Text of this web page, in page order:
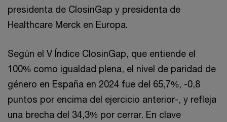
presidenta de ClosinGap y presidenta de
Healthcare Merck en Europa.
Según el V Índice ClosinGap, que entiende el
100% como igualdad plena, el nivel de paridad de
género en España en 2024 fue del 65,7%, -0,8
puntos por encima del ejercicio anterior-, y refleja
una brecha del 34,3% por cerrar. En clave